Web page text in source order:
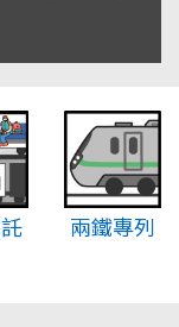
兩鐵專列